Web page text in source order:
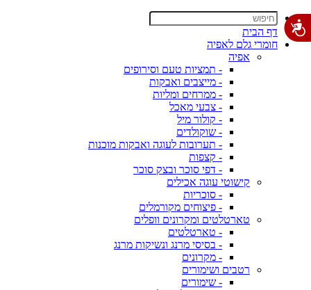
דף הבית
חומרי גלם לאפיה
אפיה
- תמציות טעם וסירופים
- מייצבים ואבקות
- ממרחים ומליות
- צבעי מאכל
- קולור מיל
- שוקולדים
- תערובות לעוגה ואבקות מוכנות
- קצפות
- דפי סוכר ובצק סוכר
קישוטי עוגה אכילים
- סוכריות
- פיצוחים מקורמלים
טארטלטים ומקרונים וופלים
- טארטלטים
- בסיסי מרנג ונשיקות מרנג
- מקרונים
רטבים ושימורים
- שימורים